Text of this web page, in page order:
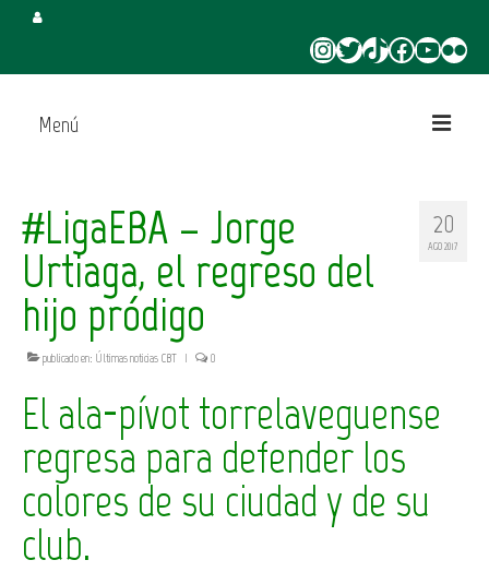
Instagram
Twitter
TikTokFacebook
YouTube
Flickr
Menú
Juega en CBT
Campus de Verano
Torneo 3×3 Verano
20
AGO 2017
#LigaEBA – Jorge
Urtiaga, el regreso del
hijo pródigo
publicado en: Últimas noticias CBT | 0
El ala-pívot torrelaveguense
regresa para defender los
colores de su ciudad y de su
club.